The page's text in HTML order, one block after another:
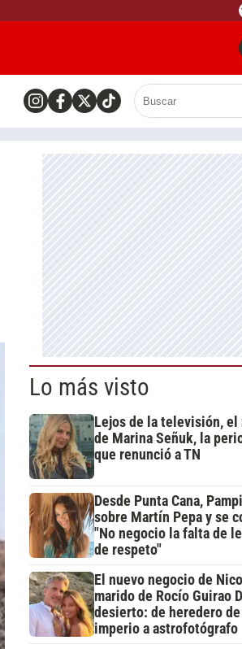
Lo más visto
Lejos de la televisión, el
de Marina Señuk, la
que renunció a TN
Desde Punta Cana,
sobre Martín Pepa y se
"No negocio la falta de
de respeto"
El nuevo negocio de
marido de Rocío Guirao
desierto: de heredero de
imperio a astrofotógrafo